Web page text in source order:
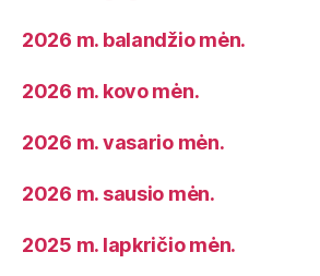
2026 m. balandžio mėn.
2026 m. kovo mėn.
2026 m. vasario mėn.
2026 m. sausio mėn.
2025 m. lapkričio mėn.